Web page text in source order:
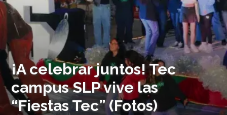
¡A celebrar juntos! Tec
campus SLP vive las
“Fiestas Tec” (Fotos)